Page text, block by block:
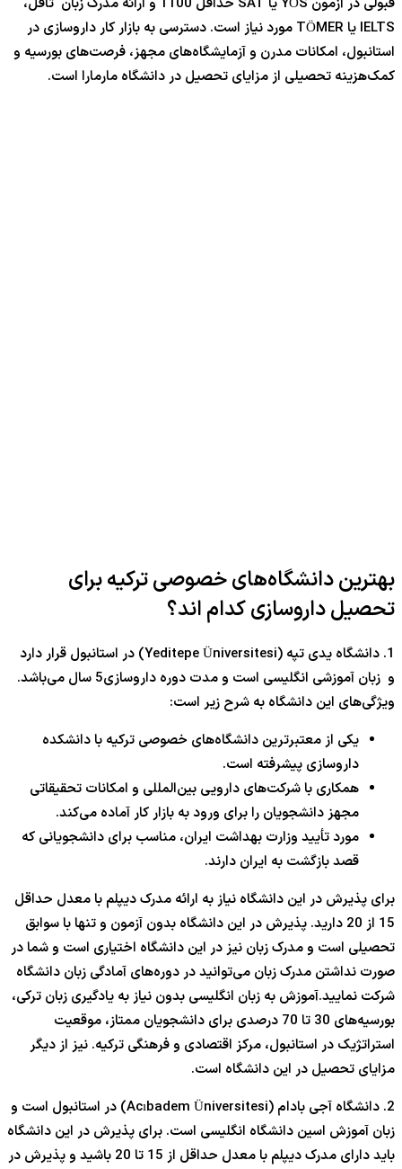
قبولی در آزمون YÖS یا SAT حداقل 1100 و ارائه مدرک زبان تافل،
IELTS یا TÖMER مورد نیاز است. دسترسی به بازار کار داروسازی در
استانبول، امکانات مدرن و آزمایشگاه‌های مجهز، فرصت‌های بورسیه و
کمک‌هزینه تحصیلی از مزایای تحصیل در دانشگاه مارمارا است.
بهترین دانشگاه‌های خصوصی ترکیه برای
تحصیل داروسازی کدام اند؟
1. دانشگاه یدی تپه (Yeditepe Üniversitesi) در استانبول قرار دارد
و زبان آموزشی انگلیسی است و مدت دوره داروسازی5 سال می‌باشد.
ویژگی‌های این دانشگاه به شرح زیر است:
یکی از معتبرترین دانشگاه‌های خصوصی ترکیه با دانشکده
داروسازی پیشرفته است.
همکاری با شرکت‌های دارویی بین‌المللی و امکانات تحقیقاتی
مجهز دانشجویان را برای ورود به بازار کار آماده می‌کند.
مورد تأیید وزارت بهداشت ایران، مناسب برای دانشجویانی که
قصد بازگشت به ایران دارند.
برای پذیرش در این دانشگاه نیاز به ارائه مدرک دیپلم با معدل حداقل
15 از 20 دارید. پذیرش در این دانشگاه بدون آزمون و تنها با سوابق
تحصیلی است و مدرک زبان نیز در این دانشگاه اختیاری است و شما در
صورت نداشتن مدرک زبان می‌توانید در دوره‌های آمادگی زبان دانشگاه
شرکت نمایید.آموزش به زبان انگلیسی بدون نیاز به یادگیری زبان ترکی،
بورسیه‌های 30 تا 70 درصدی برای دانشجویان ممتاز، موقعیت
استراتژیک در استانبول، مرکز اقتصادی و فرهنگی ترکیه. نیز از دیگر
مزایای تحصیل در این دانشگاه است.
2. دانشگاه آجی بادام (Acıbadem Üniversitesi) در استانبول است و
زبان آموزش اسین دانشگاه انگلیسی است. برای پذیرش در این دانشگاه
باید دارای مدرک دیپلم با معدل حداقل از 15 تا 20 باشید و پذیرش در